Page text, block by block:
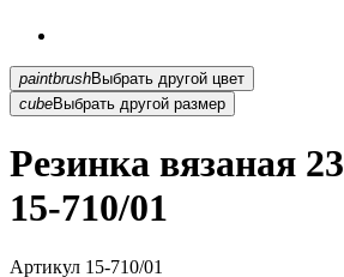
paintbrush
Выбрать другой цвет
cubeВыбрать другой размер
Резинка вязаная
15-710/01
Артикул 15-710/01